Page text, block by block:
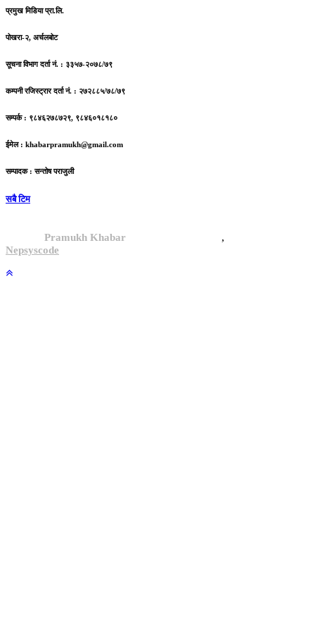
प्रमुख मिडिया प्रा.लि.
पोखरा-२, अर्चलबोट
सूचना विभाग दर्ता नं. : ३३५७-२०७८/७९
कम्पनी रजिस्ट्रार दर्ता नं. : २७२८८५/७८/७९
सम्पर्क : ९८४६२७८७२९, ९८४६०१८१८०
ईमेल : khabarpramukh@gmail.com
सम्पादक : सन्तोष पराजुली
सबै टिम
Pramukh Khabar, All rights reserved. ,
Nepsyscode